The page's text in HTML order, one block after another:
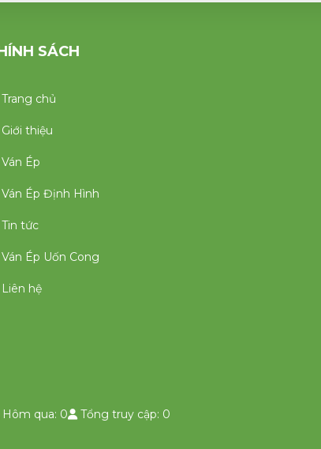
SÁCH
Trang chủ
Giới thiệu
Ván Ép
Ván Ép Định Hình
Tin tức
Ván Ép Uốn Cong
Liên hệ
Hôm qua: 0 Tổng truy cập: 0